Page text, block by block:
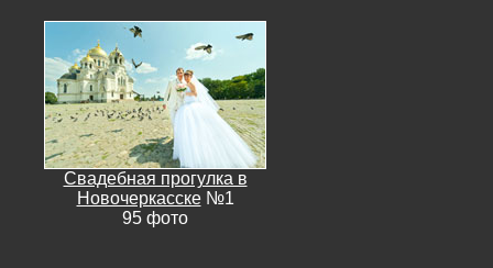
Свадебная прогулка в
Новочеркасске№1
95 фото